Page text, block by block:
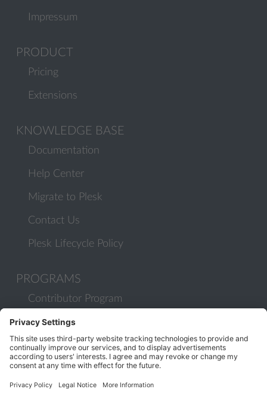
Impressum
PRODUCT
Pricing
Extensions
KNOWLEDGE BASE
Documentation
Help Center
Migrate to Plesk
Contact Us
Plesk Lifecycle Policy
PROGRAMS
Contributor Program
Partner Program
COMMUNITY